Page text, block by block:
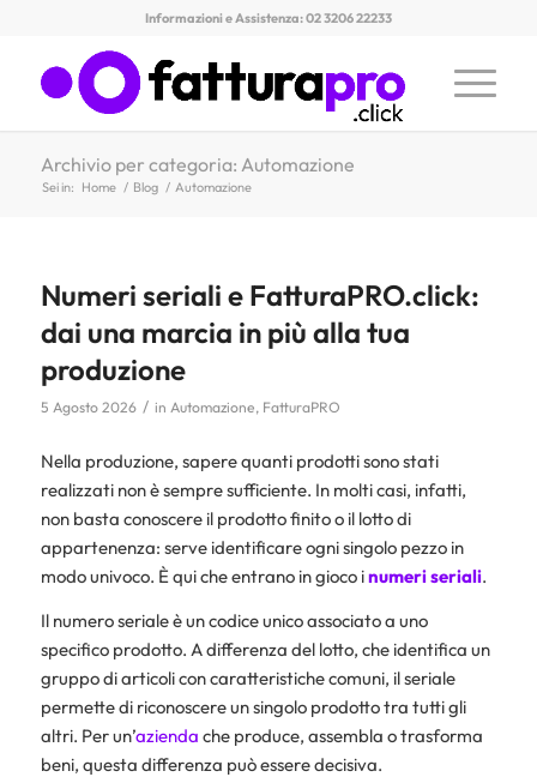
Informazioni e Assistenza: 02 3206 22233
Archivio per categoria: Automazione
Sei in: Home / Blog / Automazione
Numeri seriali e FatturaPRO.click:
dai una marcia in più alla tua
produzione
5 Agosto 2026 / in Automazione, FatturaPRO
Nella produzione, sapere quanti prodotti sono stati
realizzati non è sempre sufficiente. In molti casi, infatti,
non basta conoscere il prodotto finito o il lotto di
appartenenza: serve identificare ogni singolo pezzo in
modo univoco. È qui che entrano in gioco inumeri seriali.
Il numero seriale è un codice unico associato a uno
specifico prodotto. A differenza del lotto, che identifica un
gruppo di articoli con caratteristiche comuni, il seriale
permette di riconoscere un singolo prodotto tra tutti gli
altri. Per un’azienda che produce, assembla o trasforma
beni, questa differenza può essere decisiva.